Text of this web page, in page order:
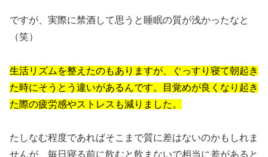
ですが、実際に禁酒して思うと睡眠の質が浅かったなと
（笑）
生活リズムを整えたのもありますが、ぐっすり寝て朝起き
た時にそうとう違いがあるんです。目覚めが良くなり起き
た際の疲労感やストレスも減りました。
たしなむ程度であればそこまで質に差はないのかもしれま
せんが、毎日寝る前に飲むと飲まないで相当に差があると